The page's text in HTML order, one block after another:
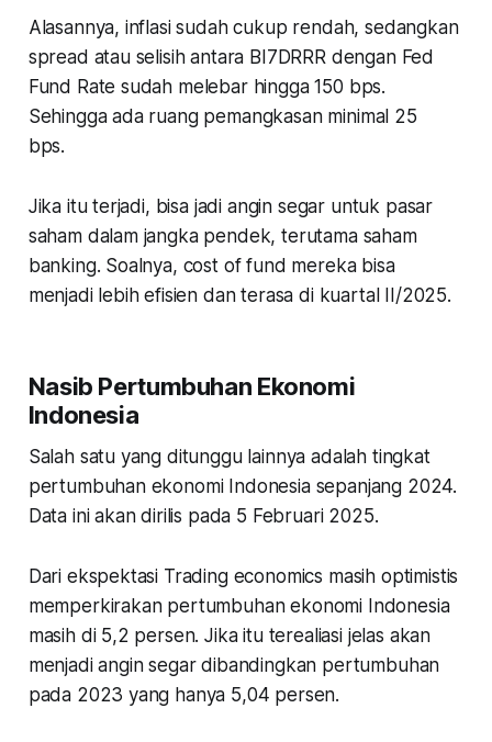
Alasannya, inflasi sudah cukup rendah, sedangkan
spread atau selisih antara BI7DRRR dengan Fed
Fund Rate sudah melebar hingga 150 bps.
Sehingga ada ruang pemangkasan minimal 25
bps.
Jika itu terjadi, bisa jadi angin segar untuk pasar
saham dalam jangka pendek, terutama saham
banking. Soalnya, cost of fund mereka bisa
menjadi lebih efisien dan terasa di kuartal II/2025.
Nasib Pertumbuhan Ekonomi
Indonesia
Salah satu yang ditunggu lainnya adalah tingkat
pertumbuhan ekonomi Indonesia sepanjang 2024.
Data ini akan dirilis pada 5 Februari 2025.
Dari ekspektasi Trading economics masih optimistis
memperkirakan pertumbuhan ekonomi Indonesia
masih di 5,2 persen. Jika itu terealiasi jelas akan
menjadi angin segar dibandingkan pertumbuhan
pada 2023 yang hanya 5,04 persen.